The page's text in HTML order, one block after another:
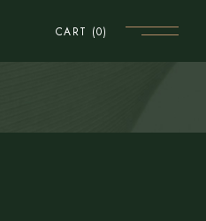
CART (0)